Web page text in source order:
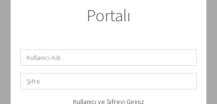
Portalı
Kullanıcı ve Şifreyi Giriniz